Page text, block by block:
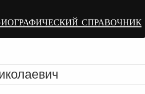
справочник